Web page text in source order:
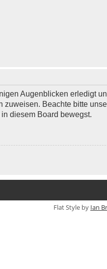
Augenblicken erledigt
Beachte bitte
diesem Board bewegst.
Flat Style by Ian